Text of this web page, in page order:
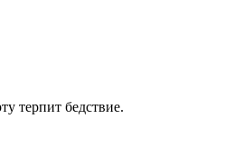
терпит бедствие.